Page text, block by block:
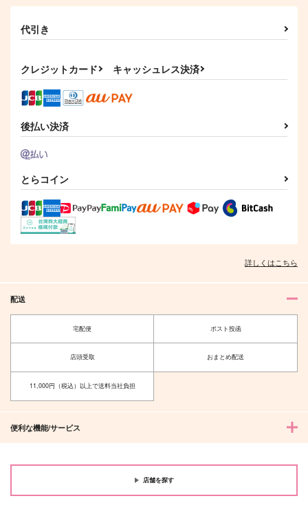
オレはお前に推されたい!! 隠れ狼と流され子羊
北山くんと南谷くん －お付き合い1
年目－&西湖くんと東川くん 1
代引き
クレジットカード キャッシュレス決済
後払い決済
とらコイン
詳しくはこちら
配送
宅配便 ポスト投函
店頭受取 おまとめ配送
11,000円（税込）以上で送料当社負担
便利な機能/サービス
店舗を探す